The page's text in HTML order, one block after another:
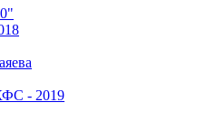
- 2019